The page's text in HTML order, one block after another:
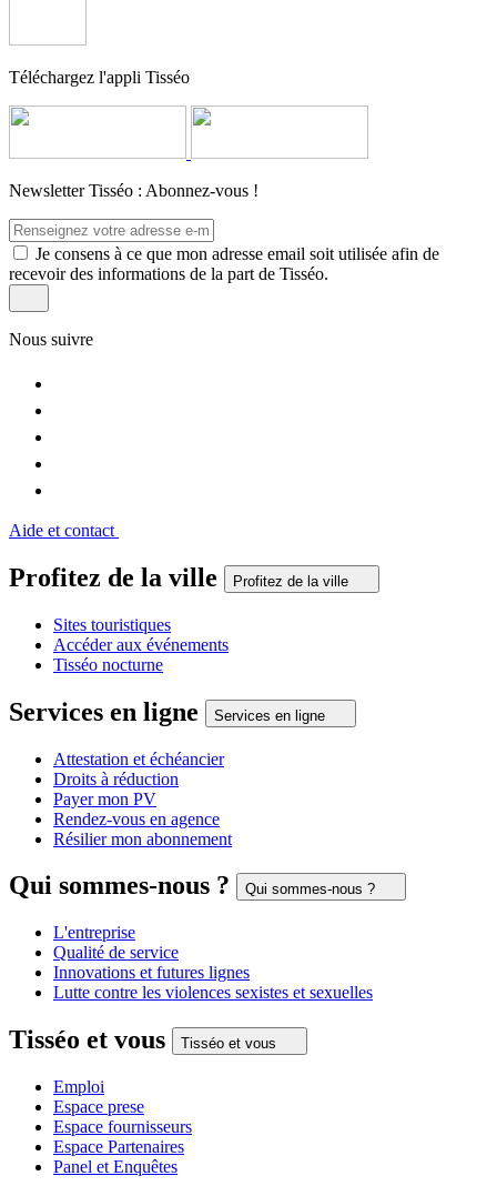
Téléchargez l'appli Tisséo
Newsletter Tisséo : Abonnez-vous !
Je consens à ce que mon adresse email soit utilisée afin de
recevoir des informations de la part de Tisséo.
Nous suivre
Aide et contact
Profitez de la ville Profitez de la ville
Sites touristiques
Accéder aux événements
Tisséo nocturne
Services en ligne Services en ligne
Attestation et échéancier
Droits à réduction
Payer mon PV
Rendez-vous en agence
Résilier mon abonnement
Qui sommes-nous ? Qui sommes-nous ?
L'entreprise
Qualité de service
Innovations et futures lignes
Lutte contre les violences sexistes et sexuelles
Tisséo et vous Tisséo et vous
Emploi
Espace prese
Espace fournisseurs
Espace Partenaires
Panel et Enquêtes